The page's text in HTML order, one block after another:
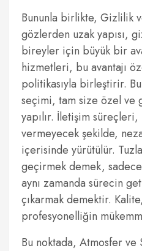
Bununla birlikte, Gizlilik
gözlerden uzak yapısı,
bireyler için büyük bir
hizmetleri, bu avantajı
politikasıyla birleştirir.
seçimi, tam size özel ve
yapılır. İletişim
vermeyecek şekilde,
içerisinde yürütülür.
geçirmek demek,
aynı zamanda sürecin
çıkarmak demektir.
profesyonelliğin
Bu noktada, Atmosfer ve